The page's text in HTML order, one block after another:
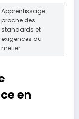
Apprentissage
proche des
standards et
exigences du
métier
en